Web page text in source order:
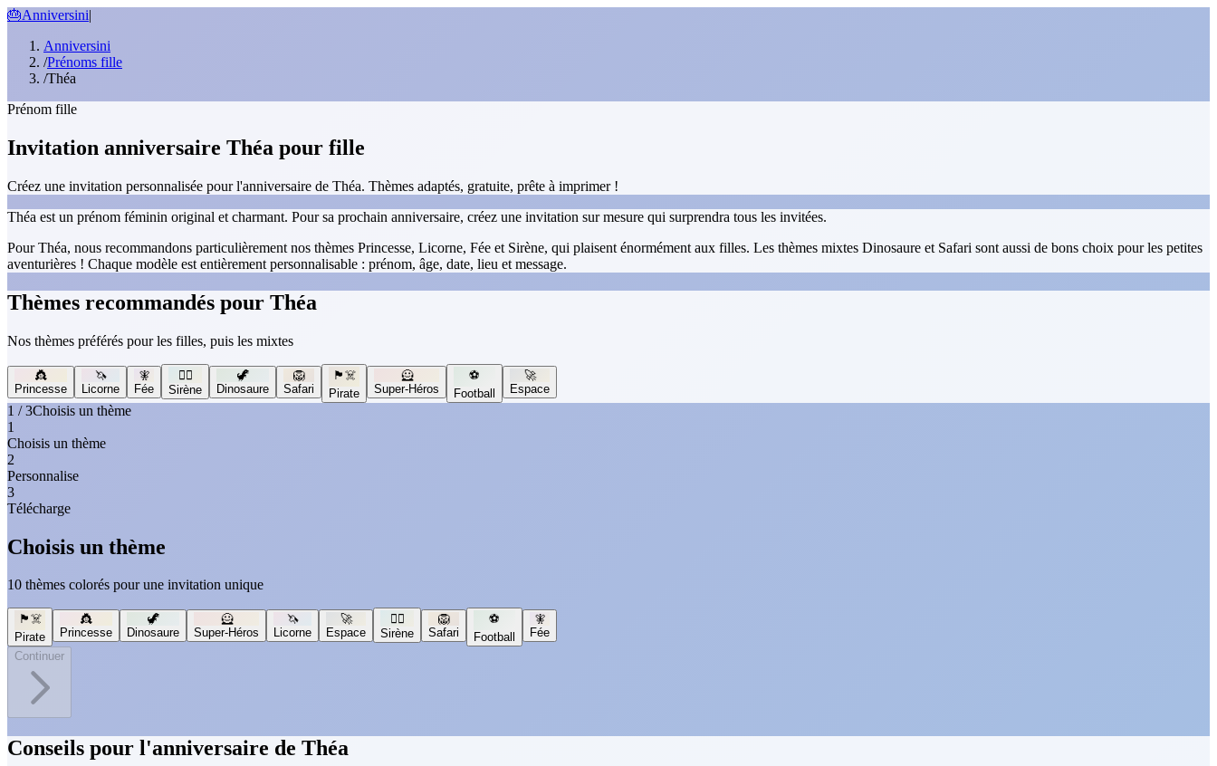
🎂Anniversini|
Anniversini
/Prénoms fille
/Théa
Prénom fille
Invitation anniversaire Théa pour fille
Créez une invitation personnalisée pour l'anniversaire de Théa. Thèmes adaptés, gratuite, prête à imprimer !
Théa est un prénom féminin original et charmant. Pour sa prochain anniversaire, créez une invitation sur mesure qui surprendra tous les invitées.
Pour Théa, nous recommandons particulièrement nos thèmes Princesse, Licorne, Fée et Sirène, qui plaisent énormément aux filles. Les thèmes mixtes Dinosaure et Safari sont aussi de bons choix pour les petites
aventurières ! Chaque modèle est entièrement personnalisable : prénom, âge, date, lieu et message.
Thèmes recommandés pour Théa
Nos thèmes préférés pour les filles, puis les mixtes
👸
Princesse
🦄
Licorne
🧚
Fée
🧜‍♀️
Sirène
🦖
Dinosaure
🦁
Safari
🏴‍☠️
Pirate
🦸
Super-Héros
⚽
Football
🚀
Espace
1 / 3Choisis un thème
1
Choisis un thème
2
Personnalise
3
Télécharge
Choisis un thème
10 thèmes colorés pour une invitation unique
🏴‍☠️
Pirate
👸
Princesse
🦖
Dinosaure
🦸
Super-Héros
🦄
Licorne
🚀
Espace
🧜‍♀️
Sirène
🦁
Safari
⚽
Football
🧚
Fée
Continuer
Conseils pour l'anniversaire de Théa